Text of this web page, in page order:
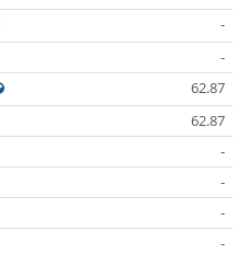
-
-
62.87
62.87
-
-
-
-